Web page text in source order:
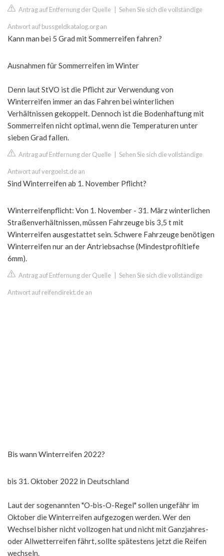
Antrag auf Entfernung der Quelle Sehen Sie sich die vollständige
Antwort auf bussgeldkatalog.org an
Kann man bei 5 Grad mit Sommerreifen fahren?
Ausnahmen für Sommerreifen im Winter
Denn laut StVO ist die Pflicht zur Verwendung von
Winterreifen immer an das Fahren bei winterlichen
Verhältnissen gekoppelt. Dennoch ist die Bodenhaftung mit
Sommerreifen nicht optimal, wenn die Temperaturen unter
sieben Grad fallen.
Antrag auf Entfernung der Quelle Sehen Sie sich die vollständige
Antwort auf vergoelst.de an
Sind Winterreifen ab 1. November Pflicht?
Winterreifenpflicht: Von 1. November - 31. März winterlichen
Straßenverhältnissen, müssen Fahrzeuge bis 3,5 t mit
Winterreifen ausgestattet sein. Schwere Fahrzeuge benötigen
Winterreifen nur an der Antriebsachse (Mindestprofiltiefe
6mm).
Antrag auf Entfernung der Quelle Sehen Sie sich die vollständige
Antwort auf reifendirekt.de an
Bis wann Winterreifen 2022?
bis 31. Oktober 2022 in Deutschland
Laut der sogenannten "O-bis-O-Regel" sollen ungefähr im
Oktober die Winterreifen aufgezogen werden. Wer den
Wechsel bisher nicht vollzogen hat und nicht mit Ganzjahres-
oder Allwetterreifen fährt, sollte spätestens jetzt die Reifen
wechseln.